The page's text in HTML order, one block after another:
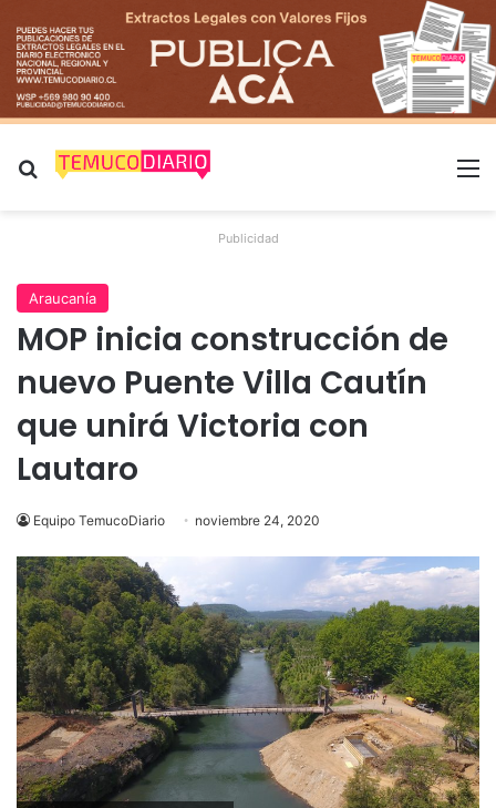
Buscar por
Publicidad
Araucanía
MOP inicia construcción de
nuevo Puente Villa Cautín
que unirá Victoria con
Lautaro
Equipo TemucoDiario noviembre 24, 2020